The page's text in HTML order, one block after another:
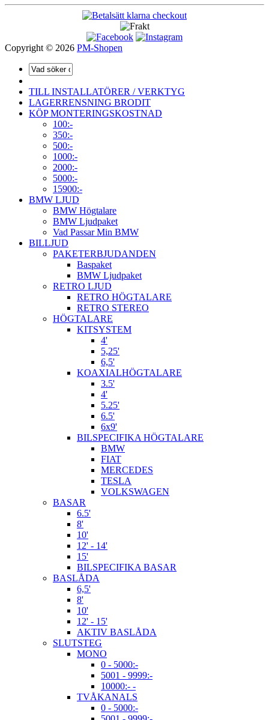
Copyright © 2026 PM-Shopen
TILL INSTALLATÖRER / VERKTYG
LAGERRENSNING BRODIT
KÖP MONTERINGSKOSTNAD
100:-
350:-
500:-
1000:-
2000:-
5000:-
15900:-
BMW LJUD
BMW Högtalare
BMW Ljudpaket
Vad Passar Min BMW
BILLJUD
PAKETERBJUDANDEN
Baspaket
BMW Ljudpaket
RETRO LJUD
RETRO HÖGTALARE
RETRO STEREO
HÖGTALARE
KITSYSTEM
4'
5,25'
6,5'
KOAXIALHÖGTALARE
3.5'
4'
5.25'
6.5'
6x9'
BILSPECIFIKA HÖGTALARE
BMW
FIAT
MERCEDES
TESLA
VOLKSWAGEN
BASAR
6.5'
8'
10'
12' - 14'
15'
BILSPECIFIKA BASAR
BASLÅDA
6,5'
8'
10'
12' - 15'
AKTIV BASLÅDA
SLUTSTEG
MONO
0 - 5000:-
5001 - 9999:-
10000:- -
TVÅKANALS
0 - 5000:-